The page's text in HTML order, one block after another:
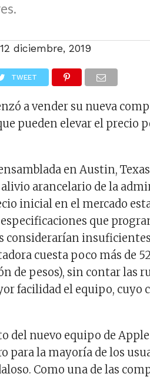
12 diciembre, 2019
TWEET
a vender su nueva
pueden elevar el precio
en Austin,
arancelario de la
inicial en el mercado
que
considerarían
cuesta poco más de
de pesos), sin contar las
facilidad el equipo, cuyo
del nuevo equipo de
para la mayoría de los
Como una de las